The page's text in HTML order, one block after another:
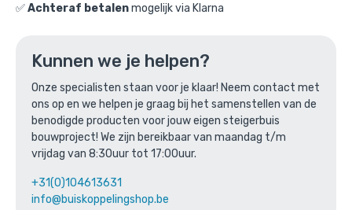
✅Achteraf betalenmogelijk via Klarna
Kunnen we je helpen?
Onze specialisten staan voor je klaar! Neem contact met
ons op en we helpen je graag bij het samenstellen van de
benodigde producten voor jouw eigen steigerbuis
bouwproject! We zijn bereikbaar van maandag t/m
vrijdag van 8:30uur tot 17:00uur.
+31(0)104613631
info@buiskoppelingshop.be
Bovenstaande product wordt vaak
gecombineerd met: